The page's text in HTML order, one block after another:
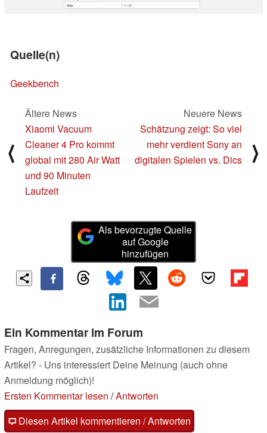
Quelle(n)
Geekbench
⟨
Ältere News
Xiaomi Vacuum
Cleaner 4 Pro kommt
global mit 280 Air Watt
und 90 Minuten
Laufzeit
Neuere News
Schätzung zeigt: So viel
mehr verdient Sony an
digitalen Spielen vs. Dics
⟩
Als bevorzugte Quelle
auf Google
hinzufügen
Ein Kommentar im Forum
Fragen, Anregungen, zusätzliche Informationen zu diesem
Artikel? - Uns interessiert Deine Meinung (auch ohne
Anmeldung möglich)!
Ersten Kommentar lesen /Antworten
Diesen Artikel kommentieren / Antworten